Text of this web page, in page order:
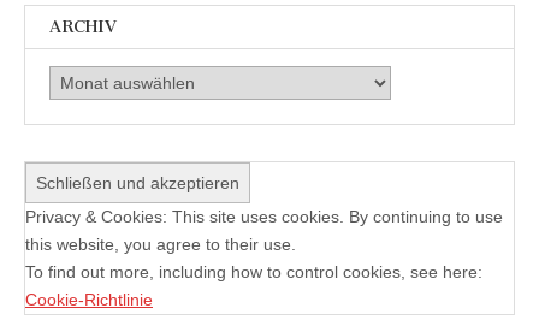
ARCHIV
Archiv
Privacy & Cookies: This site uses cookies. By continuing to use
this website, you agree to their use.
To find out more, including how to control cookies, see here:
Cookie-Richtlinie